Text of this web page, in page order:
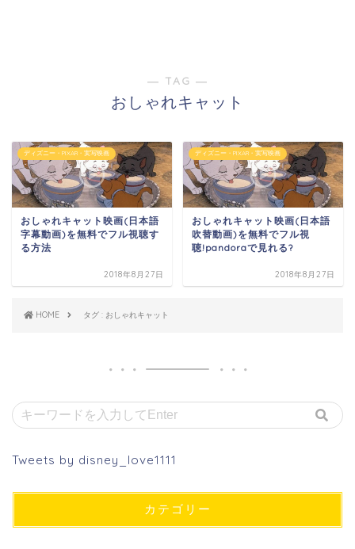
― TAG ―
おしゃれキャット
ディズニー・PIXAR・実写映画
おしゃれキャット映画(日本語
字幕動画)を無料でフル視聴す
る方法
2018年8月27日
ディズニー・PIXAR・実写映画
おしゃれキャット映画(日本語
吹替動画)を無料でフル視
聴!pandoraで見れる?
2018年8月27日
HOME タグ : おしゃれキャット
Tweets by disney_love1111
カテゴリー